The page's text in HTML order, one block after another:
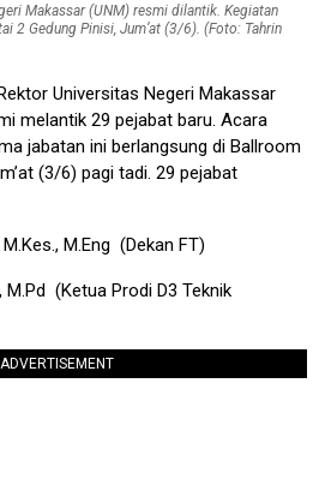
Makassar (UNM) resmi dilantik. Kegiatan
2 Gedung Pinisi, Jum’at (3/6). (Foto: Tahrin
Universitas Negeri Makassar
melantik 29 pejabat baru. Acara
jabatan ini berlangsung di Ballroom
(3/6) pagi tadi. 29 pejabat
M.Eng (Dekan FT)
M.Pd (Ketua Prodi D3 Teknik
ADVERTISEMENT